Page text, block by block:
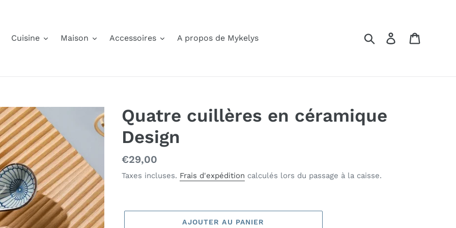
Cuisine Maison Accessoires A propos de Mykelys RechercherSe connecter
Quatre cuillères en céramique
Design
Prix
normal
€29,00
Taxes incluses. Frais d'expédition calculés lors du passage à la caisse.
AJOUTER AU PANIER